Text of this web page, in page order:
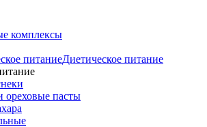
комплексы
Диетическое питание
ореховые пасты